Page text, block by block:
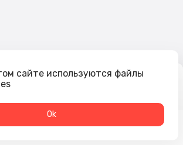
сайте используются файлы
Оk